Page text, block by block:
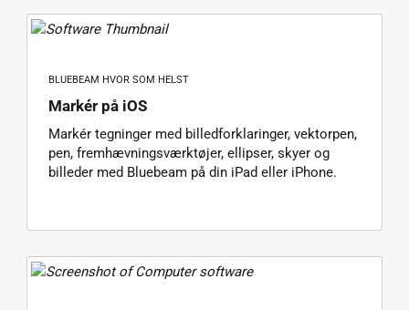
BLUEBEAM HVOR SOM HELST
Markér på iOS
Markér tegninger med billedforklaringer, vektorpen,
pen, fremhævningsværktøjer, ellipser, skyer og
billeder med Bluebeam på din iPad eller iPhone.